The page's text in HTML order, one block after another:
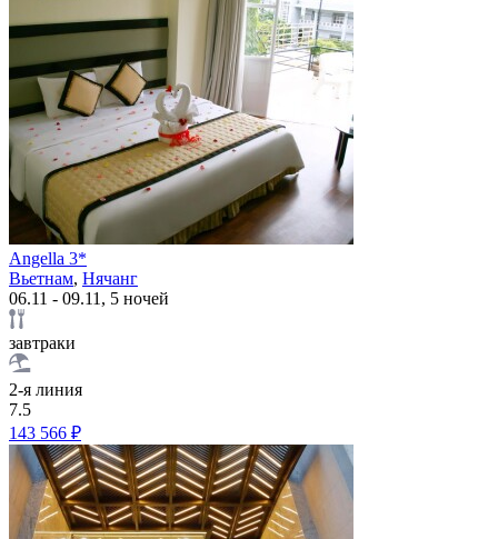
Angella 3*
Вьетнам, Нячанг
06.11 - 09.11, 5 ночей
завтраки
2-я линия
7.5
143 566 ₽